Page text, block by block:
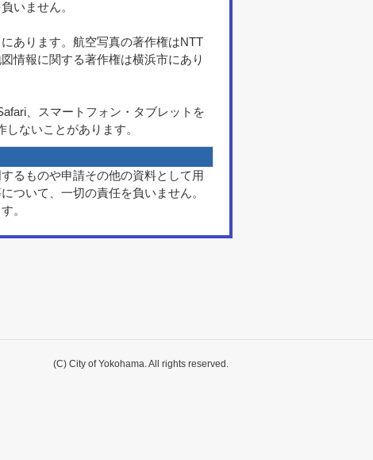
いません。
あります。航空写真の著作権はNTT
情報に関する著作権は横浜市にあり
、スマートフォン・タブレットを
ないことがあります。
るものや申請その他の資料として用
ついて、一切の責任を負いません。
。
(C) City of Yokohama. All rights reserved.